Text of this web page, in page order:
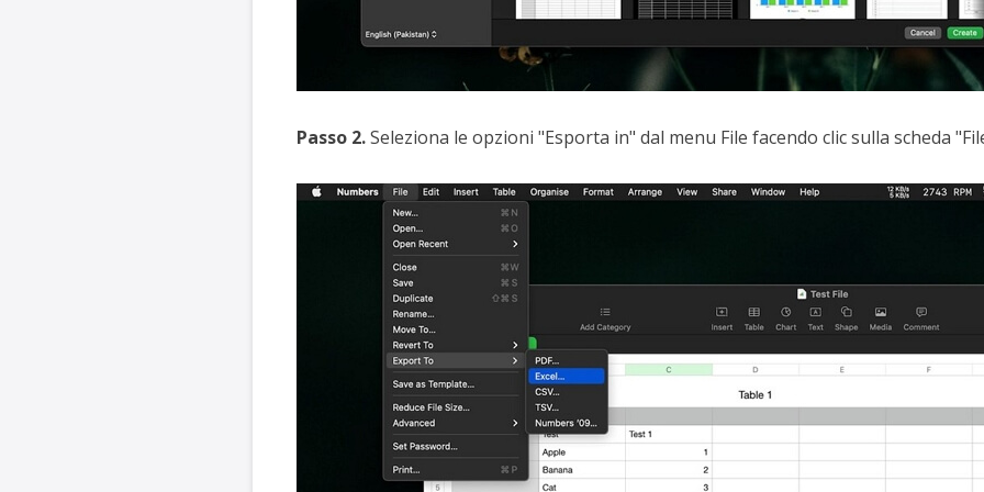
Passo 2.Seleziona le opzioni "Esporta in" dal menu File facendo clic sulla scheda